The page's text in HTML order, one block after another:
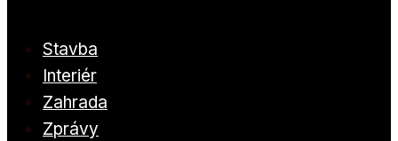
Stavba
Interiér
Zahrada
Zprávy